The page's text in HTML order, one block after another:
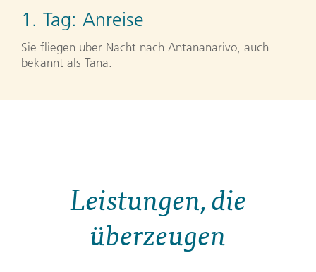
1. Tag: Anreise
Sie fliegen über Nacht nach Antananarivo, auch
bekannt als Tana.
Leistungen, die
überzeugen